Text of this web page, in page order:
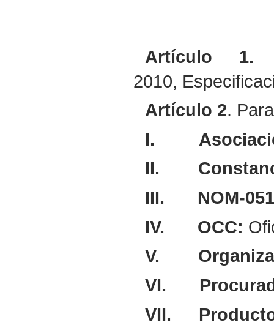
Artículo 1.
2010,
Artículo 2.
I.
II.
III.
NOM-
IV.
OCC:
V.
VI.
VII.